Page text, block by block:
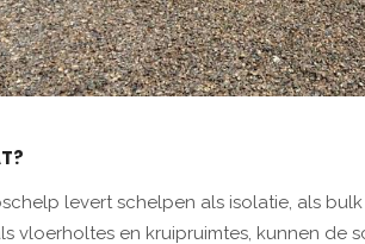
levert schelpen als isolatie, als
vloerholtes en kruipruimtes, kunnen de